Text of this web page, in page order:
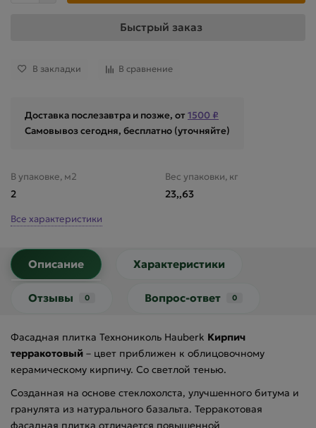
Быстрый заказ
В закладки В сравнение
Доставка послезавтра и позже, от 1500 ₽
Самовывоз сегодня, бесплатно (уточняйте)
В упаковке, м2
2
Вес упаковки, кг
23,,63
Все характеристики
Описание Характеристики
Отзывы 0 Вопрос-ответ 0
Фасадная плитка Технониколь Hauberk Кирпич
терракотовый – цвет приближен к облицовочному
керамическому кирпичу. Со светлой тенью.
Созданная на основе стеклохолста, улучшенного битума и
гранулята из натурального базальта. Терракотовая
фасадная плитка отличается повышенной